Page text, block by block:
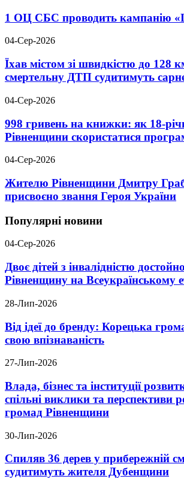
1 ОЦ СБС проводить кампанію
04-Сер-2026
Їхав містом зі швидкістю до 128
смертельну ДТП судитимуть
04-Сер-2026
998 гривень на книжки: як 18-
Рівненщини скористатися
04-Сер-2026
Жителю Рівненщини Дмитру
присвоєно звання Героя України
Популярні новини
04-Сер-2026
Двоє дітей з інвалідністю
Рівненщину на Всеукраїнському
28-Лип-2026
Від ідеї до бренду: Корецька
свою впізнаваність
27-Лип-2026
Влада, бізнес та інституції
спільні виклики та перспективи
громад Рівненщини
30-Лип-2026
Спиляв 36 дерев у прибережній
судитимуть жителя Дубенщини